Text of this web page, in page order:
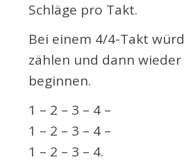
Schläge pro Takt.
Bei einem 4/4-Takt
zählen und dann
beginnen.
1 – 2 – 3 – 4 –
1 – 2 – 3 – 4 –
1 – 2 – 3 – 4.